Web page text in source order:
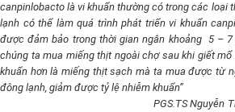
canpinlobacto là vi khuẩn thường có trong các loại
lạnh có thể làm quá trình phát triển vi khuẩn
được đảm bảo trong thời gian ngắn khoảng 5 – 7
chúng ta mua miếng thịt ngoài chợ sau khi giết mổ
khuẩn hơn là miếng thịt sạch mà ta mua được từ
đông lạnh, giảm được tỷ lệ nhiễm khuẩn”
PGS.TS Nguyễn Thị Lâm –